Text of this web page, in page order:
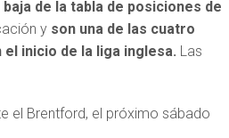
de la tabla de posiciones de
y son una de las cuatro
inicio de la liga inglesa. Las
el Brentford, el próximo sábado